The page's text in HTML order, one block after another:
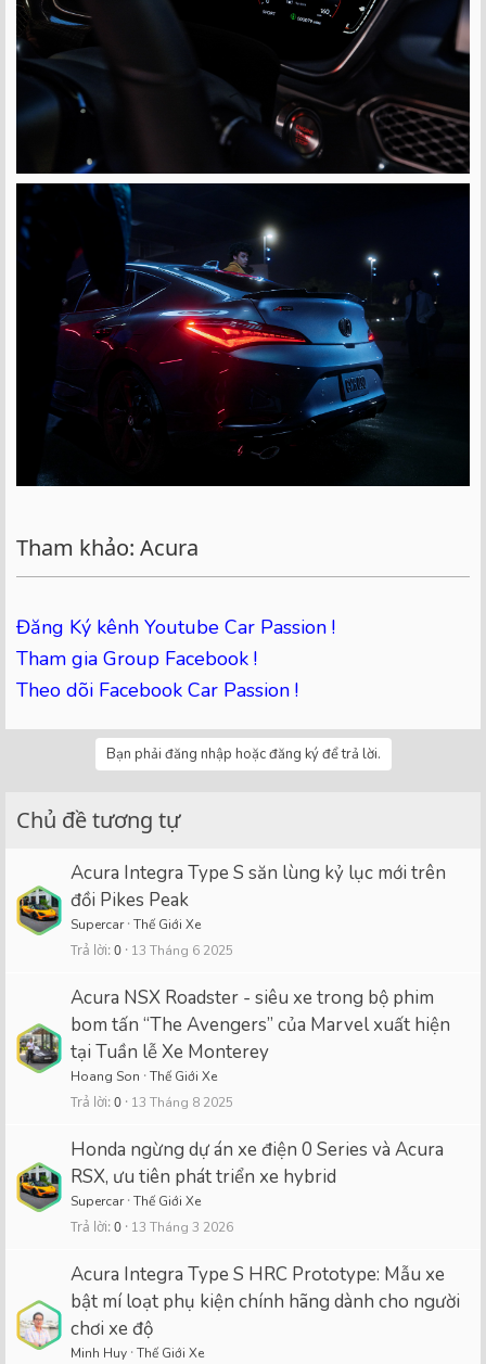
Tham khảo: Acura
Đăng Ký kênh Youtube Car Passion !
Tham gia Group Facebook !
Theo dõi Facebook Car Passion !
Bạn phải đăng nhập hoặc đăng ký để trả lời.
Chủ đề tương tự
Acura Integra Type S săn lùng kỷ lục mới trên
đồi Pikes Peak
Supercar Thế Giới Xe
Trả lời 0 13 Tháng 6 2025
Acura NSX Roadster - siêu xe trong bộ phim
bom tấn “The Avengers” của Marvel xuất hiện
tại Tuần lễ Xe Monterey
Hoang Son Thế Giới Xe
Trả lời 0 13 Tháng 8 2025
Honda ngừng dự án xe điện 0 Series và Acura
RSX, ưu tiên phát triển xe hybrid
Supercar Thế Giới Xe
Trả lời 0 13 Tháng 3 2026
Acura Integra Type S HRC Prototype: Mẫu xe
bật mí loạt phụ kiện chính hãng dành cho người
chơi xe độ
Minh Huy Thế Giới Xe